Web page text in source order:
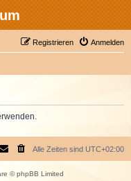
Anmelden
Registrieren
Alle Zeiten sind UTC+02:00
© phpBB Limited